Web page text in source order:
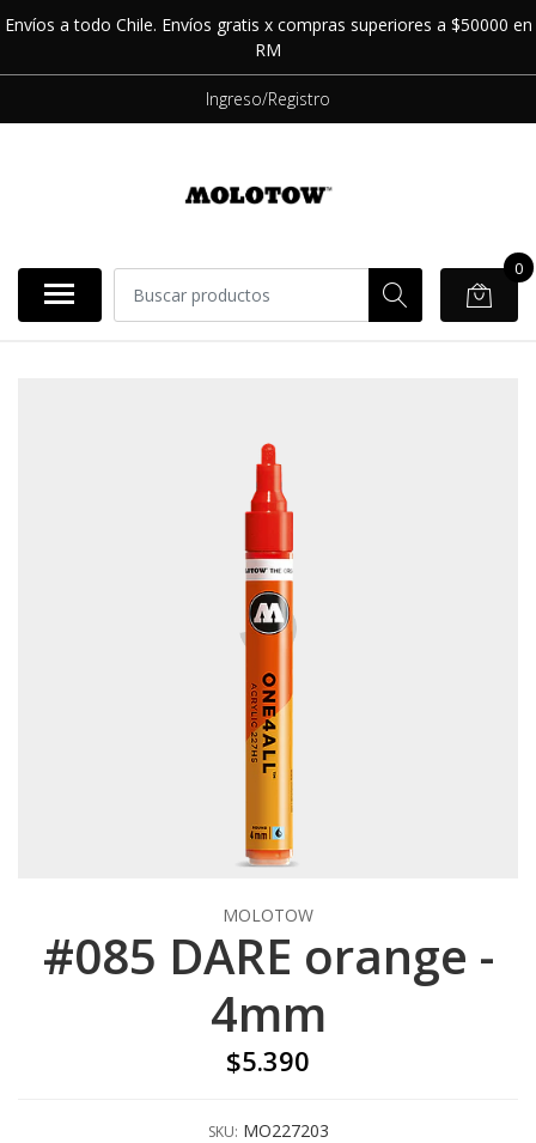
Envíos a todo Chile. Envíos gratis x compras superiores a $50000 en
RM
Ingreso/Registro
0
MOLOTOW
#085 DARE orange -
4mm
$5.390
SKU: MO227203